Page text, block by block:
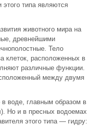
типа являются
животного мира на
древнейшими
Тело
клеток, расположенных в
различные функции.
между двумя
воде, главным образом в
Но и в пресных водоемах
этого типа — гидру: